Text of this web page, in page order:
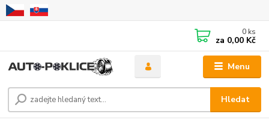
Menu
Hledat
0 ks
za 0,00 Kč